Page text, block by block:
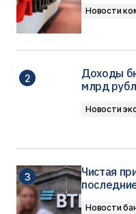
Новости
Доходы
млрд
Новости
Чистая
Новости